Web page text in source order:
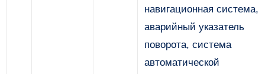
навигационная система,
аварийный указатель
поворота, система
автоматической